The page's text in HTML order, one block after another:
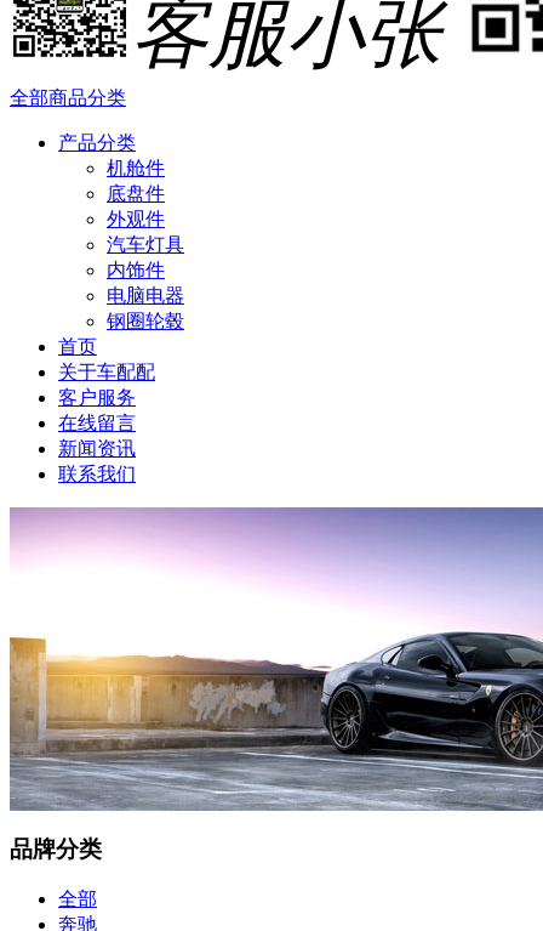
客服小张
全部商品分类
产品分类
机舱件
底盘件
外观件
汽车灯具
内饰件
电脑电器
钢圈轮毂
首页
关于车配配
客户服务
在线留言
新闻资讯
联系我们
品牌分类
全部
奔驰